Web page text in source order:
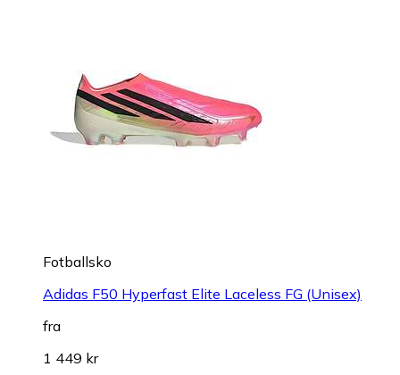
Fotballsko
Adidas F50 Hyperfast Elite Laceless FG (Unisex)
fra
1 449 kr